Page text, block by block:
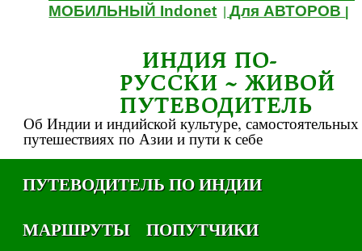
МОБИЛЬНЫЙ Indonet |Для АВТОРОВ
ИНДИЯ ПО-
РУССКИ ~ ЖИВОЙ
ПУТЕВОДИТЕЛЬ
Об Индии и индийской культуре, самостоятельных
путешествиях по Азии и пути к себе
ПУТЕВОДИТЕЛЬ ПО ИНДИИ
МАРШРУТЫ
ПОПУТЧИКИ